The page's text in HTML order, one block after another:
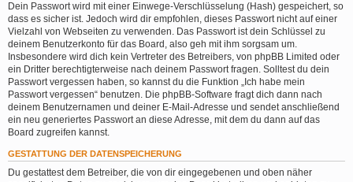
Dein Passwort wird mit einer Einwege-Verschlüsselung (Hash) gespeichert, so
dass es sicher ist. Jedoch wird dir empfohlen, dieses Passwort nicht auf einer
Vielzahl von Webseiten zu verwenden. Das Passwort ist dein Schlüssel zu
deinem Benutzerkonto für das Board, also geh mit ihm sorgsam um.
Insbesondere wird dich kein Vertreter des Betreibers, von phpBB Limited oder
ein Dritter berechtigterweise nach deinem Passwort fragen. Solltest du dein
Passwort vergessen haben, so kannst du die Funktion „Ich habe mein
Passwort vergessen“ benutzen. Die phpBB-Software fragt dich dann nach
deinem Benutzernamen und deiner E-Mail-Adresse und sendet anschließend
ein neu generiertes Passwort an diese Adresse, mit dem du dann auf das
Board zugreifen kannst.
GESTATTUNG DER DATENSPEICHERUNG
Du gestattest dem Betreiber, die von dir eingegebenen und oben näher